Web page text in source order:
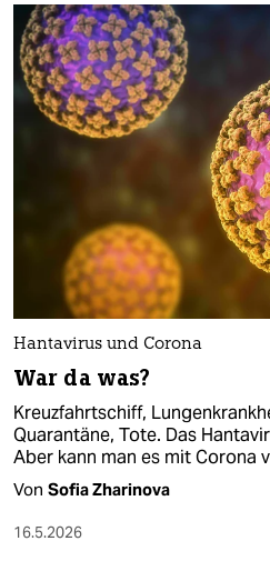
Hantavirus und Corona
War da was?
Kreuzfahrtschiff,
Quarantäne, Tote. Das
Aber kann man es mit Corona
Von Sofia Zharinova
16.5.2026